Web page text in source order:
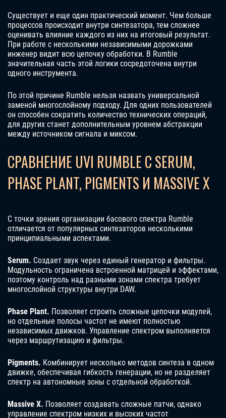
Существует и еще один практический момент. Чем больше
процессов происходит внутри синтезатора, тем сложнее
оценивать влияние каждого из них на итоговый результат.
При работе с несколькими независимыми дорожками
инженер видит всю цепочку обработки. В Rumble
значительная часть этой логики сосредоточена внутри
одного инструмента.
По этой причине Rumble нельзя назвать универсальной
заменой многослойному подходу. Для одних пользователей
он способен сократить количество технических операций,
для других станет дополнительным уровнем абстракции
между источником сигнала и миксом.
СРАВНЕНИЕ UVI RUMBLE С SERUM,
PHASE PLANT, PIGMENTS И MASSIVE X
С точки зрения организации басового спектра Rumble
отличается от популярных синтезаторов несколькими
принципиальными аспектами.
Serum. Создает звук через единый генератор и фильтры.
Модульность ограничена встроенной матрицей и эффектами,
поэтому контроль над разными зонами спектра требует
многослойной структуры внутри DAW.
Phase Plant. Позволяет строить сложные цепочки модулей,
но отдельные полосы частот не имеют полностью
независимых движков. Управление спектром выполняется
через маршрутизацию и фильтры.
Pigments. Комбинирует несколько методов синтеза в одном
движке, обеспечивая гибкость генерации, но не разделяет
спектр на автономные зоны с отдельной обработкой.
Massive X. Позволяет создавать сложные патчи, однако
управление спектром низких и высоких частот